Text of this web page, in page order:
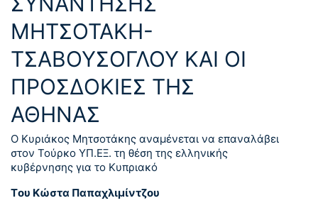
ΜΗΤΣΟΤΑΚΗ-
ΤΣΑΒΟΥΣΟΓΛΟΥ ΚΑΙ ΟΙ
ΠΡΟΣΔΟΚΙΕΣ ΤΗΣ
ΑΘΗΝΑΣ
Ο Κυριάκος Μητσοτάκης αναμένεται να επαναλάβει
στον Τούρκο ΥΠ.ΕΞ. τη θέση της ελληνικής
κυβέρνησης για το Κυπριακό
Tου Κώστα Παπαχλιμίντζου